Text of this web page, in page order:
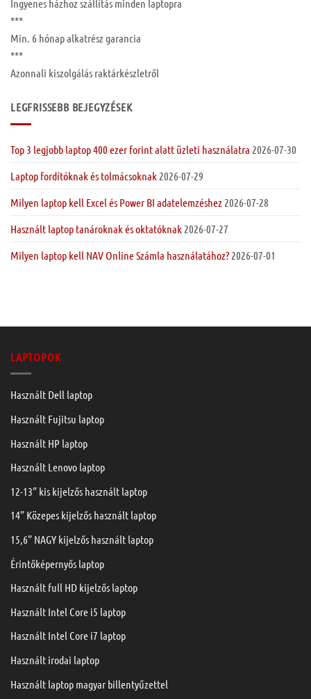
Ingyenes házhoz szállítás minden laptopra
***
Min. 6 hónapalkatrész garancia
***
Azonnali kiszolgálás raktárkészletről
LEGFRISSEBB BEJEGYZÉSEK
Top 3 legjobb laptop 400 ezer forint alatt üzleti használatra 2026-07-30
Laptop fordítóknak és tolmácsoknak 2026-07-29
Milyen laptop kell Excel és Power BI adatelemzéshez 2026-07-28
Használt laptop tanároknak és oktatóknak 2026-07-27
Milyen laptop kell NAV Online Számla használatához? 2026-07-01
LAPTOPOK
Használt Dell laptop
Használt Fujitsu laptop
Használt HP laptop
Használt Lenovo laptop
12-13” kis kijelzős használt laptop
14” Közepes kijelzős használt laptop
15,6” NAGY kijelzős használt laptop
Érintőképernyős laptop
Használt full HD kijelzős laptop
Használt Intel Core i5 laptop
Használt Intel Core i7 laptop
Használt irodai laptop
Használt laptop magyar billentyűzettel